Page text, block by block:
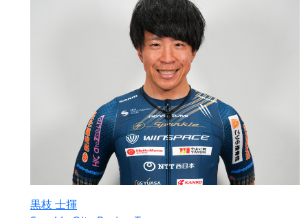
黒枝 士揮